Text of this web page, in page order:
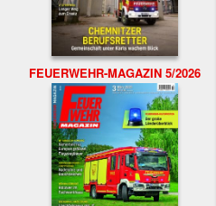
FEUERWEHR-MAGAZIN 5/2026